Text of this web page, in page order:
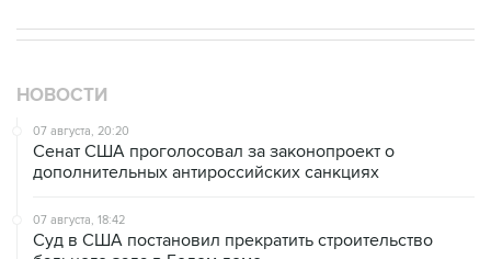
НОВОСТИ
07 августа, 20:20
Сенат США проголосовал за законопроект о
дополнительных антироссийских санкциях
07 августа, 18:42
Суд в США постановил прекратить строительство